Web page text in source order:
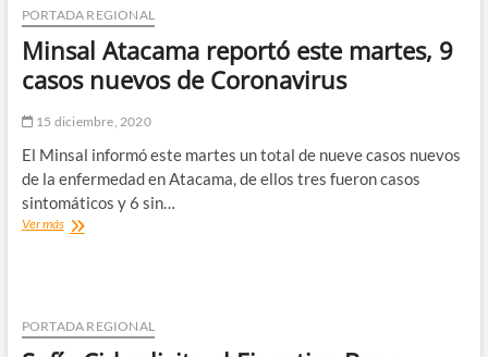
de
evaluación,
seguimiento
cierre
comité
técnico
asesor
2020
PORTADA REGIONAL
Minsal Atacama reportó este martes, 9
casos nuevos de Coronavirus
15 diciembre, 2020
El Minsal informó este martes un total de nueve casos nuevos
de la enfermedad en Atacama, de ellos tres fueron casos
sintomáticos y 6 sin…
Ver másMinsal
9
casos
PORTADA REGIONAL